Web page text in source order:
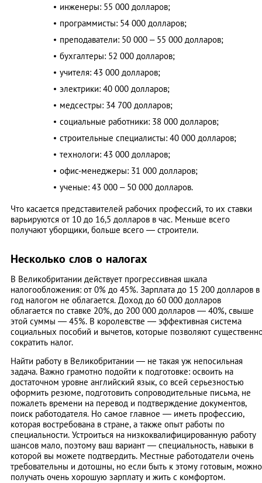
инженеры: 55 000 долларов;
программисты: 54 000 долларов;
преподаватели: 50 000 – 55 000 долларов;
бухгалтеры: 52 000 долларов;
учителя: 43 000 долларов;
электрики: 40 000 долларов;
медсестры: 34 700 долларов;
социальные работники: 38 000 долларов;
строительные специалисты: 40 000 долларов;
технологи: 43 000 долларов;
офис-менеджеры: 31 000 долларов;
ученые: 43 000 – 50 000 долларов.
Что касается представителей рабочих профессий, то их ставки
варьируются от 10 до 16,5 долларов в час. Меньше всего
получают уборщики, больше всего — строители.
Несколько слов о налогах
В Великобритании действует прогрессивная шкала
налогообложения: от 0% до 45%. Зарплата до 15 200 долларов в
год налогом не облагается. Доход до 60 000 долларов
облагается по ставке 20%, до 200 000 долларов — 40%, свыше
этой суммы — 45%. В королевстве — эффективная система
социальных пособий и вычетов, которые позволяют
сократить налог.
Найти работу в Великобритании — не такая уж непосильная
задача. Важно грамотно подойти к подготовке: освоить на
достаточном уровне английский язык, со всей серьезностью
оформить резюме, подготовить сопроводительные письма, не
пожалеть времени на перевод и подтверждение документов,
поиск работодателя. Но самое главное — иметь профессию,
которая востребована в стране, а также опыт работы по
специальности. Устроиться на низкоквалифицированную работу
шансов мало, поэтому ваш вариант — специальность, навыки в
которой вы можете подтвердить. Местные работодатели очень
требовательны и дотошны, но если быть к этому готовым, можно
получать очень хорошую зарплату и жить с комфортом.